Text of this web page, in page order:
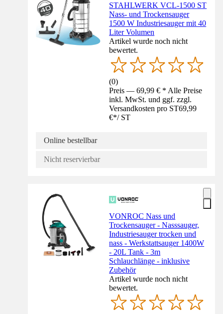
STAHLWERK VCL-1500 ST
Nass- und Trockensauger
1500 W Industriesauger mit 40
Liter Volumen
Artikel wurde noch nicht
bewertet.
(0)
Preis — 69,99 € * Alle Preise
inkl. MwSt. und ggf. zzgl.
Versandkosten pro ST69,99
€*/ ST
Online bestellbar
Nicht reservierbar
VONROC Nass und
Trockensauger - Nasssauger,
Industriesauger trocken und
nass - Werkstattsauger 1400W
- 20L Tank - 3m
Schlauchlänge - inklusive
Zubehör
Artikel wurde noch nicht
bewertet.